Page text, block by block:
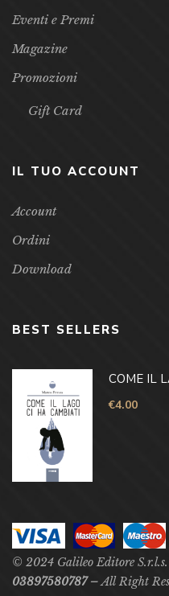
Eventi e Premi
Magazine
Promozioni
Gift Card
IL TUO ACCOUNT
Account
Ordini
Download
BEST SELLERS
COME IL
€4.00
© 2024 Galileo Editore
03897580787 –All Right